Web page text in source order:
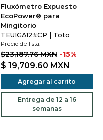
Fluxómetro Expuesto
EcoPower® para
Mingitorio
TEU1GA12#CP | Toto
Precio de lista:
$23,187.76 MXN -15%
$ 19,709.60 MXN
Agregar al carrito
Entrega de 12 a 16
semanas